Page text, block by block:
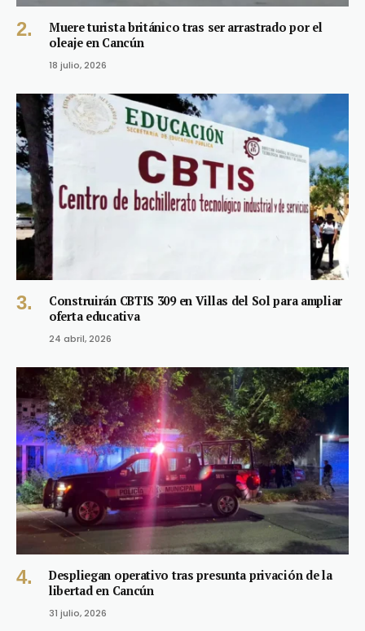
Muere turista británico tras ser arrastrado por el
oleaje en Cancún
18 julio, 2026
Construirán CBTIS 309 en Villas del Sol para ampliar
oferta educativa
24 abril, 2026
Despliegan operativo tras presunta privación de la
libertad en Cancún
31 julio, 2026